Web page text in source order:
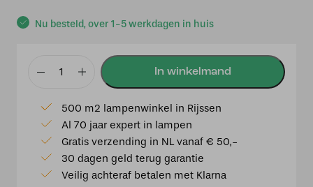
Nu besteld, over 1-5 werkdagen in huis
Osram
Filament
Standaardlamp
6.5W-
60W
E27
500 m2 lampenwinkel in Rijssen
Al 70 jaar expert in lampen
Gratis verzending in NL vanaf € 50,-
30 dagen geld terug garantie
Veilig achteraf betalen met Klarna